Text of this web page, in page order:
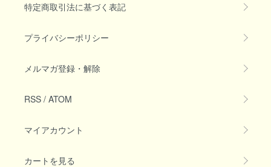
特定商取引法に基づく表記
プライバシーポリシー
メルマガ登録・解除
RSS / ATOM
マイアカウント
カートを見る